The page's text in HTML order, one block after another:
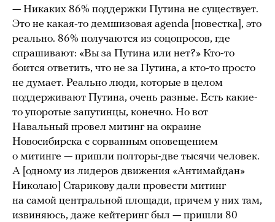
— Никаких 86% поддержки Путина не существует.
Это не какая-то демшизовая agenda [повестка], это
реально. 86% получаются из соцопросов, где
спрашивают: «Вы за Путина или нет?» Кто-то
боится ответить, что не за Путина, а кто-то просто
не думает. Реально люди, которые в целом
поддерживают Путина, очень разные. Есть какие-
то упоротые запутинцы, конечно. Но вот
Навальный провел митинг на окраине
Новосибирска с сорванным оповещением
о митинге — пришли полторы-две тысячи человек.
А [одному из лидеров движения «Антимайдан»
Николаю] Старикову дали провести митинг
на самой центральной площади, причем у них там,
извиняюсь, даже кейтеринг был — пришли 80